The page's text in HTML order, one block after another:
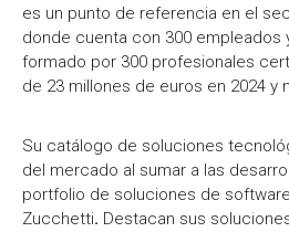
es un punto de referencia en el
donde cuenta con 300 empleados
formado por 300 profesionales
de 23 millones de euros en 2024 y
Su catálogo de soluciones
del mercado al sumar a las
portfolio de soluciones de
Zucchetti. Destacan sus